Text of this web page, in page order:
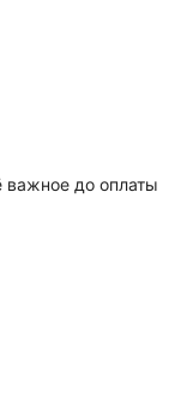
важное до оплаты